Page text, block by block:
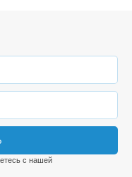
с нашей